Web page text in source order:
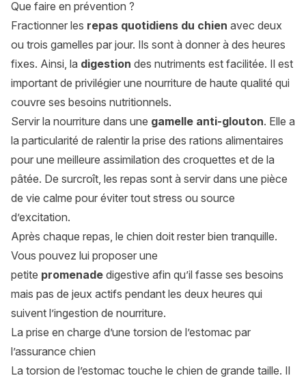
Que faire en prévention ?
Fractionner les repas quotidiens du chien avec deux
ou trois gamelles par jour. Ils sont à donner à des heures
fixes. Ainsi, la digestion des nutriments est facilitée. Il est
important de privilégier une nourriture de haute qualité qui
couvre ses besoins nutritionnels.
Servir la nourriture dans une gamelle anti-glouton. Elle a
la particularité de ralentir la prise des rations alimentaires
pour une meilleure assimilation des croquettes et de la
pâtée. De surcroît, les repas sont à servir dans une pièce
de vie calme pour éviter tout stress ou source
d’excitation.
Après chaque repas, le chien doit rester bien tranquille.
Vous pouvez lui proposer une
petite promenade digestive afin qu’il fasse ses besoins
mais pas de jeux actifs pendant les deux heures qui
suivent l’ingestion de nourriture.
La prise en charge d’une torsion de l’estomac par
l’assurance chien
La torsion de l’estomac touche le chien de grande taille. Il